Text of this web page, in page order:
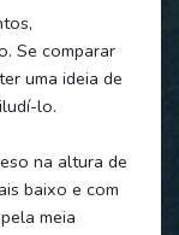
Se comparar
uma ideia de
lo.
na altura de
baixo e com
meia